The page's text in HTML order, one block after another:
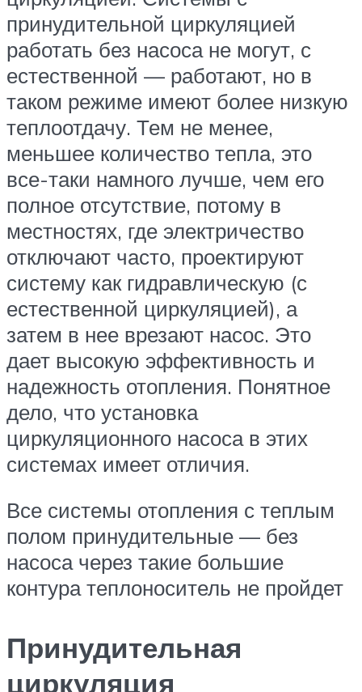
принудительной циркуляцией
работать без насоса не могут, с
естественной — работают, но в
таком режиме имеют более низкую
теплоотдачу. Тем не менее,
меньшее количество тепла, это
все-таки намного лучше, чем его
полное отсутствие, потому в
местностях, где электричество
отключают часто, проектируют
систему как гидравлическую (с
естественной циркуляцией), а
затем в нее врезают насос. Это
дает высокую эффективность и
надежность отопления. Понятное
дело, что установка
циркуляционного насоса в этих
системах имеет отличия.
Все системы отопления с теплым
полом принудительные — без
насоса через такие большие
контура теплоноситель не пройдет
Принудительная
циркуляция